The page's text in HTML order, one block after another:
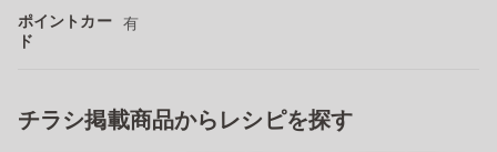
ポイントカー
ド
有
チラシ掲載商品からレシピを探す